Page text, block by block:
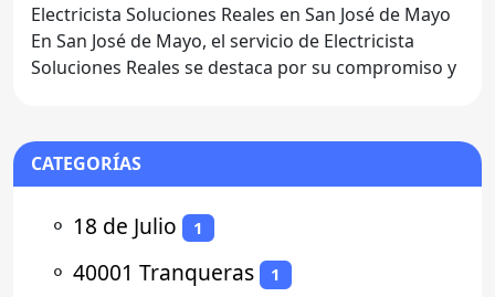
Electricista Soluciones Reales en San José de Mayo
En San José de Mayo, el servicio de Electricista
Soluciones Reales se destaca por su compromiso y
CATEGORÍAS
⚬ 18 de Julio 1
⚬ 40001 Tranqueras 1